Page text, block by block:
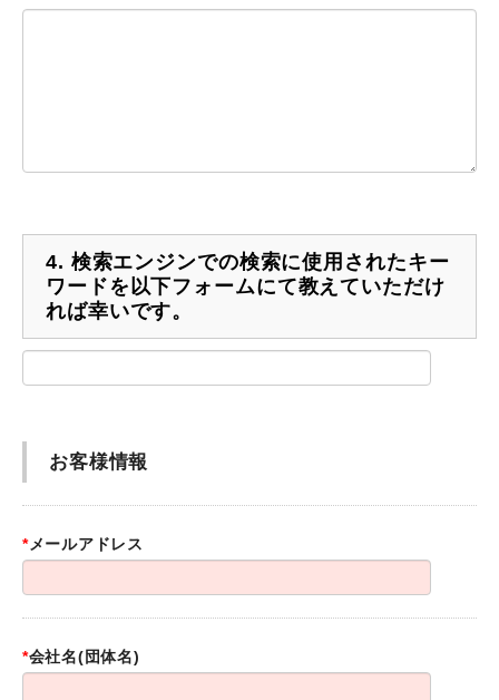
4. 検索エンジンでの検索に使用されたキー
ワードを以下フォームにて教えていただけ
れば幸いです。
お客様情報
*メールアドレス
*会社名(団体名)